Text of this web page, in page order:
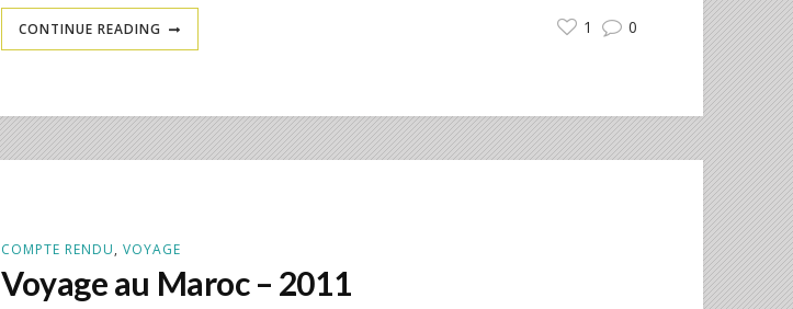
CONTINUE READING 1 0
COMPTE RENDU, VOYAGE
Voyage au Maroc – 2011